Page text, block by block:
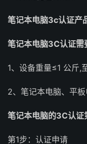
笔记本电脑3c认证产
笔记本电脑3C认证需
1、设备重量≤1 公斤,
2、笔记本电脑、平板
笔记本电脑的3C认证
第1步：认证申请